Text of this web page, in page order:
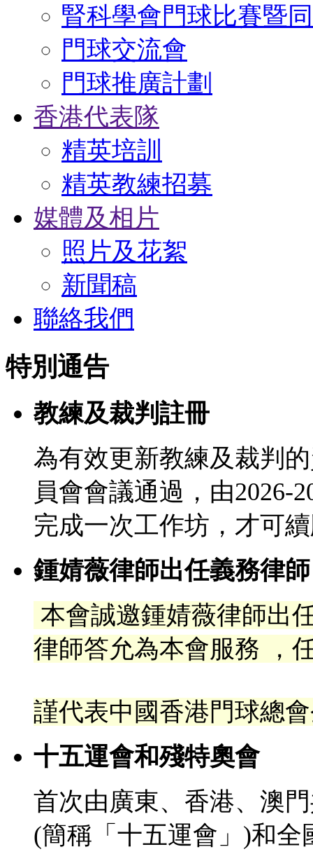
腎科學會門球比賽暨
門球交流會
門球推廣計劃
香港代表隊
精英培訓
精英教練招募
媒體及相片
照片及花絮
新聞稿
聯絡我們
特別通告
教練及裁判註冊
為有效更新教練及裁判
員會會議通過，由2026-
完成一次工作坊，才可
鍾婧薇律師出任義務律師
本會誠邀鍾婧薇律師出
律師答允為本會服務 ，
謹代表中國香港門球總
十五運會和殘特奧會
首次由廣東、香港、澳
(簡稱「十五運會」)和